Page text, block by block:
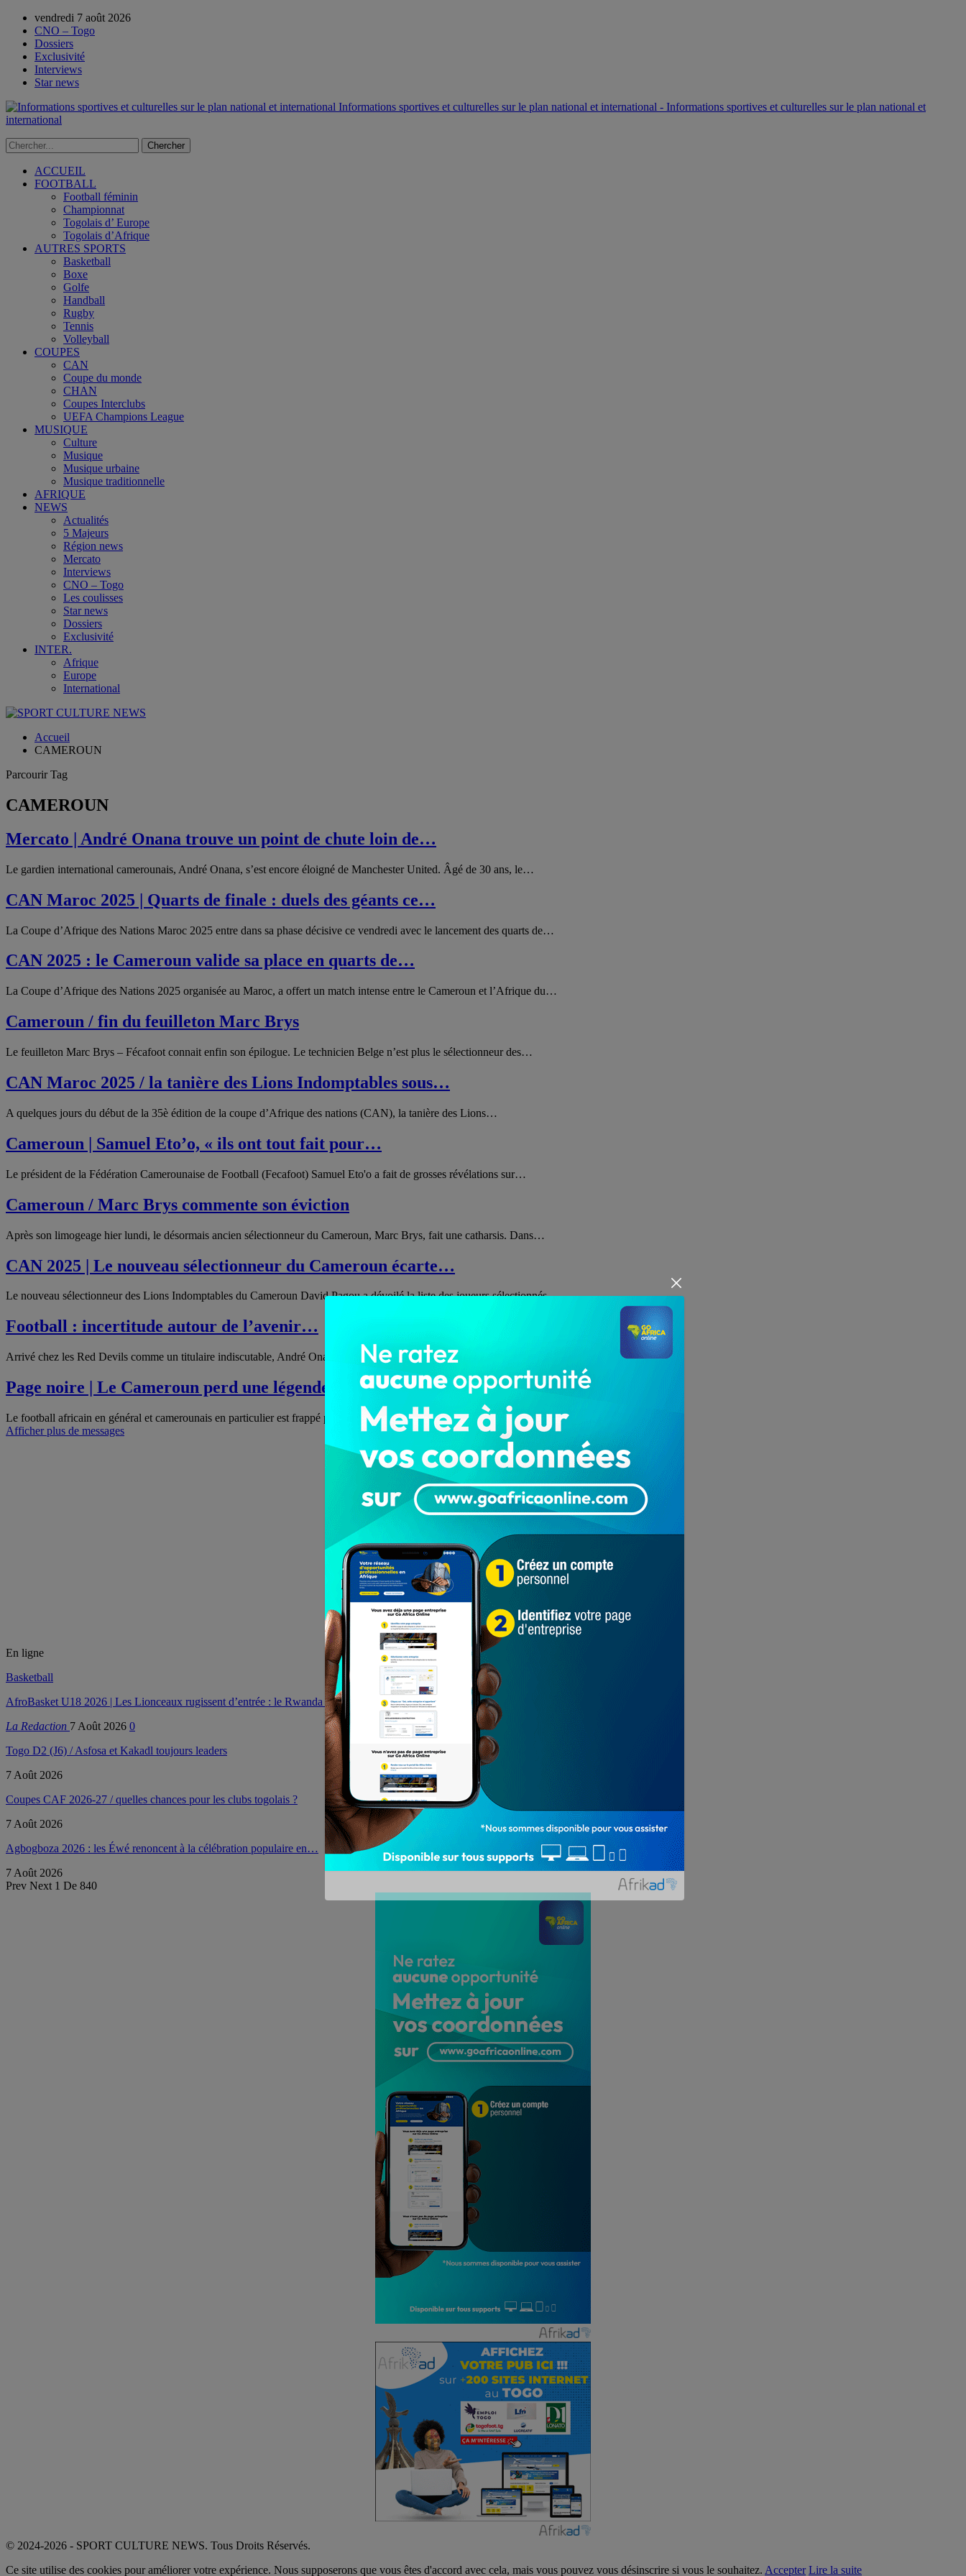
vendredi 7 août 2026
CNO – Togo
Dossiers
Exclusivité
Interviews
Star news
Informations sportives et culturelles sur le plan national et international - Informations sportives et culturelles sur le plan national et
international
ACCUEIL
FOOTBALL
Football féminin
Championnat
Togolais d’ Europe
Togolais d’Afrique
AUTRES SPORTS
Basketball
Boxe
Golfe
Handball
Rugby
Tennis
Volleyball
COUPES
CAN
Coupe du monde
CHAN
Coupes Interclubs
UEFA Champions League
MUSIQUE
Culture
Musique
Musique urbaine
Musique traditionnelle
AFRIQUE
NEWS
Actualités
5 Majeurs
Région news
Mercato
Interviews
CNO – Togo
Les coulisses
Star news
Dossiers
Exclusivité
INTER.
Afrique
Europe
International
Accueil
CAMEROUN
Parcourir Tag
CAMEROUN
Mercato | André Onana trouve un point de chute loin de…
Le gardien international camerounais, André Onana, s’est encore éloigné de Manchester United. Âgé de 30 ans, le…
CAN Maroc 2025 | Quarts de finale : duels des géants ce…
La Coupe d’Afrique des Nations Maroc 2025 entre dans sa phase décisive ce vendredi avec le lancement des quarts de…
CAN 2025 : le Cameroun valide sa place en quarts de…
La Coupe d’Afrique des Nations 2025 organisée au Maroc, a offert un match intense entre le Cameroun et l’Afrique du…
Cameroun / fin du feuilleton Marc Brys
Le feuilleton Marc Brys – Fécafoot connait enfin son épilogue. Le technicien Belge n’est plus le sélectionneur des…
CAN Maroc 2025 / la tanière des Lions Indomptables sous…
A quelques jours du début de la 35è édition de la coupe d’Afrique des nations (CAN), la tanière des Lions…
Cameroun | Samuel Eto’o, « ils ont tout fait pour…
Le président de la Fédération Camerounaise de Football (Fecafoot) Samuel Eto'o a fait de grosses révélations sur…
Cameroun / Marc Brys commente son éviction
Après son limogeage hier lundi, le désormais ancien sélectionneur du Cameroun, Marc Brys, fait une catharsis. Dans…
CAN 2025 | Le nouveau sélectionneur du Cameroun écarte…
Le nouveau sélectionneur des Lions Indomptables du Cameroun David Pagou a dévoilé la liste des joueurs sélectionnés…
Football : incertitude autour de l’avenir…
Arrivé chez les Red Devils comme un titulaire indiscutable, André Onana pourrait quitter le club cet été. Et…
Page noire | Le Cameroun perd une légende
Le football africain en général et camerounais en particulier est frappé par un deuil. L'ancien international…
Afficher plus de messages
En ligne
Basketball
AfroBasket U18 2026 | Les Lionceaux rugissent d’entrée : le Rwanda balayé !
La Redaction 7 Août 2026 0
Togo D2 (J6) / Asfosa et Kakadl toujours leaders
7 Août 2026
Coupes CAF 2026-27 / quelles chances pour les clubs togolais ?
7 Août 2026
Agbogboza 2026 : les Éwé renoncent à la célébration populaire en…
7 Août 2026
Prev Next 1 De 840
© 2024-2026 - SPORT CULTURE NEWS. Tous Droits Réservés.
Ce site utilise des cookies pour améliorer votre expérience. Nous supposerons que vous êtes d'accord avec cela, mais vous pouvez vous désinscrire si vous le souhaitez. Accepter Lire la suite